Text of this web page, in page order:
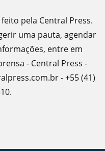
pela Central Press.
uma pauta, agendar
entre em
- Central Press -
- +55 (41)